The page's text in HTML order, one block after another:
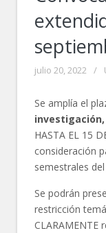
julio 20, 2022 /
Se amplía el
investigación,
HASTA EL 15
consideración
semestrales
Se podrán
restricción
CLARAMENTE